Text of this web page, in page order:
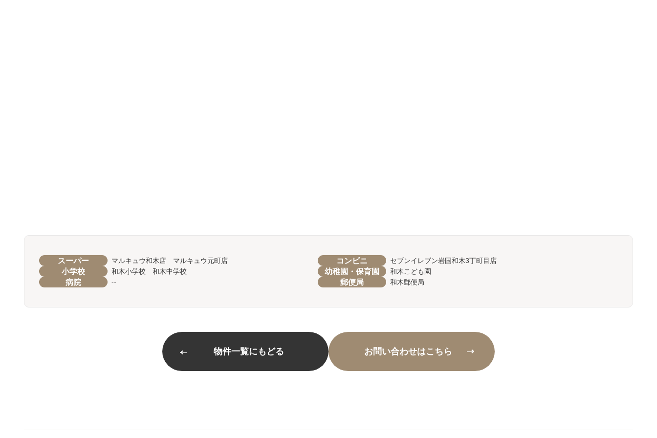
スーパー マルキュウ和木店 マルキュウ元町店 コンビニ セブンイレブン岩国和木3丁町目店
小学校 和木小学校 和木中学校 幼稚園・保育園 和木こども園
病院 -- 郵便局 和木郵便局
物件一覧にもどる お問い合わせはこちら